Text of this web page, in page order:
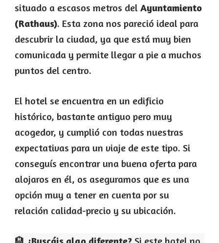
situado a escasos metros del Ayuntamiento
(Rathaus). Esta zona nos pareció ideal para
descubrir la ciudad, ya que está muy bien
comunicada y permite llegar a pie a muchos
puntos del centro.
El hotel se encuentra en un edificio
histórico, bastante antiguo pero muy
acogedor, y cumplió con todas nuestras
expectativas para un viaje de este tipo. Si
conseguís encontrar una buena oferta para
alojaros en él, os aseguramos que es una
opción muy a tener en cuenta por su
relación calidad-precio y su ubicación.